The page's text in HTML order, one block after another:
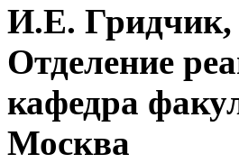
И.Е.
Отделение
кафедра
Москва